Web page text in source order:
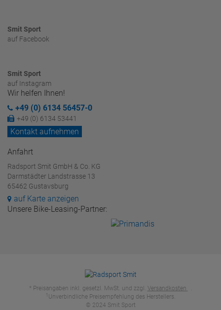
Smit Sport
auf Facebook
Smit Sport
auf Instagram
Wir helfen Ihnen!
+49 (0) 6134 56457-0
+49 (0) 6134 53441
Kontakt aufnehmen
Anfahrt
Radsport Smit GmbH & Co. KG
Darmstädter Landstrasse 13
65462 Gustavsburg
auf Karte anzeigen
Unsere Bike-Leasing-Partner:
* Preisangaben inkl. gesetzl. MwSt. und zzgl. Versandkosten .
1 Unverbindliche Preisempfehlung des Herstellers.
© 2024 Smit Sport